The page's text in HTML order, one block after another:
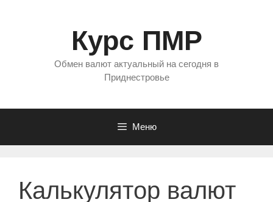
Курс ПМР
Обмен валют актуальный на сегодня в
Приднестровье
Меню
Калькулятор валют